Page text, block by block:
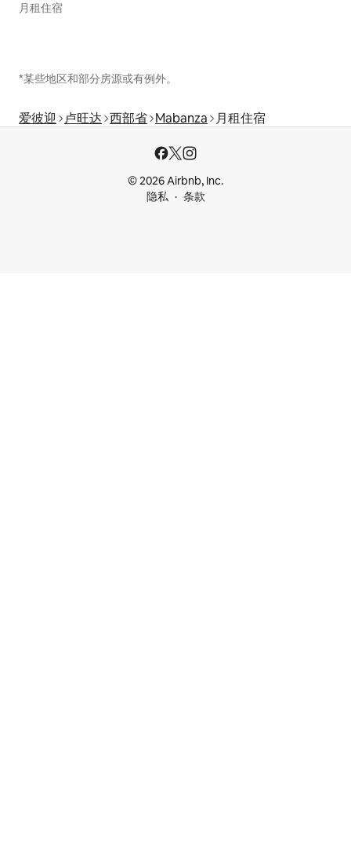
月租住宿
*某些地区和部分房源或有例外。
爱彼迎 卢旺达 西部省 Mabanza 月租住宿
© 2026 Airbnb, Inc.
隐私
条款